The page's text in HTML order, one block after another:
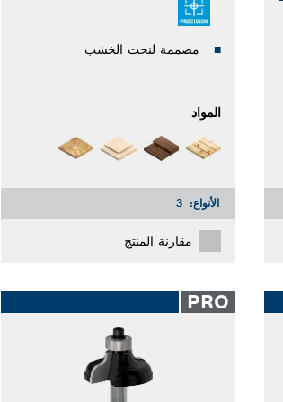
مصممة لنحت الخشب
المواد
الأنواع: 3
مقارنة المنتج
PRO